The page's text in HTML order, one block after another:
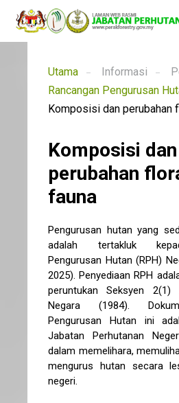
Utama Informasi
Rancangan Pengurusan
Komposisi dan perubahan
Komposisi dan
perubahan
fauna
Pengurusan hutan yang
adalah tertakluk
Pengurusan Hutan (RPH)
2025). Penyediaan RPH
peruntukan Seksyen 2(1)
Negara (1984).
Pengurusan Hutan ini
Jabatan Perhutanan
dalam memelihara,
mengurus hutan secara
negeri.